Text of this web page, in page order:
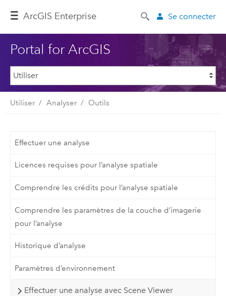
ArcGIS Enterprise Se connecter
Portal for ArcGIS
Utiliser Analyser Outils
Effectuer une analyse
Licences requises pour l’analyse spatiale
Comprendre les crédits pour l’analyse spatiale
Comprendre les paramètres de la couche d’imagerie
pour l’analyse
Historique d’analyse
Paramètres d’environnement
Effectuer une analyse avec Scene Viewer